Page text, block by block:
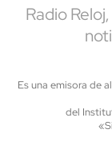
Radio
Es una emisora de
del